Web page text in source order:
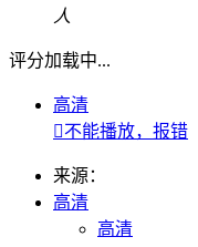
人
评分加载中...
高清
不能播放，报错
来源：
高清
高清